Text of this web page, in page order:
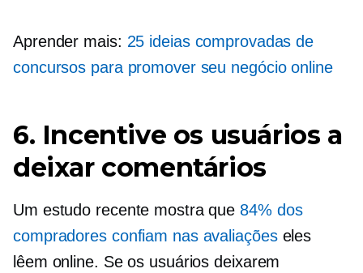
Aprender mais: 25 ideias comprovadas de
concursos para promover seu negócio online
6. Incentive os usuários a
deixar comentários
Um estudo recente mostra que 84% dos
compradores confiam nas avaliaçõeseles
lêem online. Se os usuários deixarem